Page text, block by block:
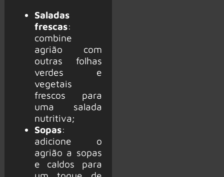
Saladas
frescas:
combine
agrião com
outras folhas
verdes e
vegetais
frescos para
uma salada
nutritiva;
Sopas:
adicione o
agrião a sopas
e caldos para